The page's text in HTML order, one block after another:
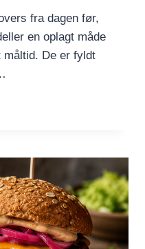
fra dagen før,
en oplagt måde
måltid. De er fyldt